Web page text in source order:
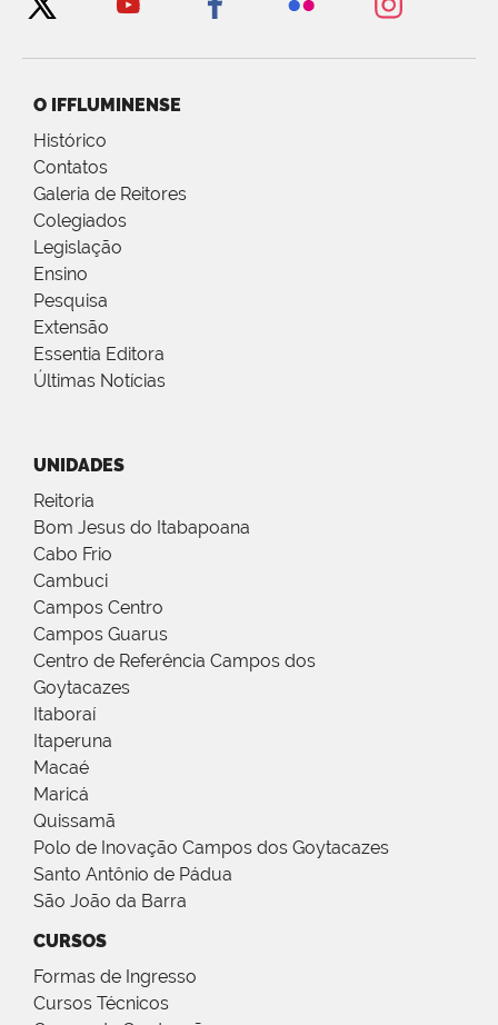
O IFFLUMINENSE
Histórico
Contatos
Galeria de Reitores
Colegiados
Legislação
Ensino
Pesquisa
Extensão
Essentia Editora
Últimas Notícias
UNIDADES
Reitoria
Bom Jesus do Itabapoana
Cabo Frio
Cambuci
Campos Centro
Campos Guarus
Centro de Referência Campos dos
Goytacazes
Itaboraí
Itaperuna
Macaé
Maricá
Quissamã
Polo de Inovação Campos dos Goytacazes
Santo Antônio de Pádua
São João da Barra
CURSOS
Formas de Ingresso
Cursos Técnicos